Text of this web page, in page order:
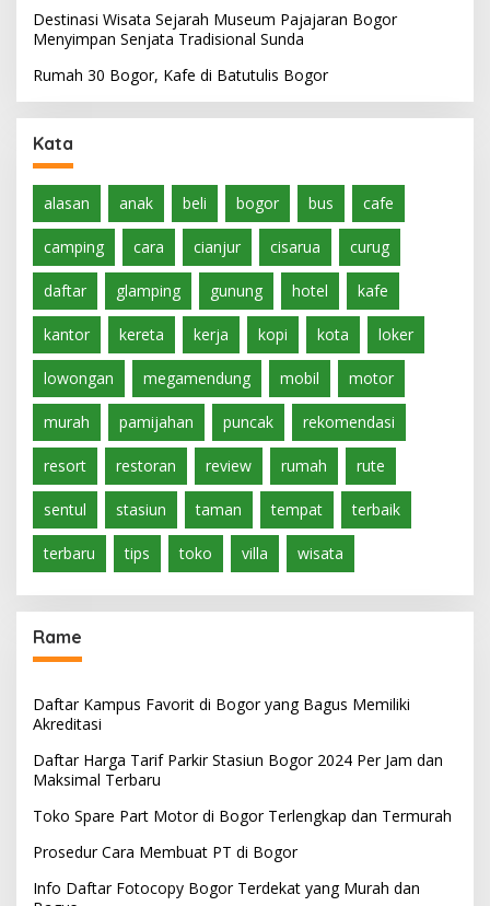
Destinasi Wisata Sejarah Museum Pajajaran Bogor
Menyimpan Senjata Tradisional Sunda
Rumah 30 Bogor, Kafe di Batutulis Bogor
Kata
alasan anak beli bogor bus cafe
camping cara cianjur cisarua curug
daftar glamping gunung hotel kafe
kantor kereta kerja kopi kota loker
lowongan megamendung mobil motor
murah pamijahan puncak rekomendasi
resort restoran review rumah rute
sentul stasiun taman tempat terbaik
terbaru tips toko villa wisata
Rame
Daftar Kampus Favorit di Bogor yang Bagus Memiliki
Akreditasi
Daftar Harga Tarif Parkir Stasiun Bogor 2024 Per Jam dan
Maksimal Terbaru
Toko Spare Part Motor di Bogor Terlengkap dan Termurah
Prosedur Cara Membuat PT di Bogor
Info Daftar Fotocopy Bogor Terdekat yang Murah dan